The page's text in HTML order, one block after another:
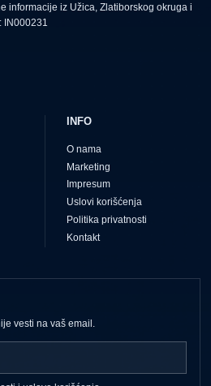
informacije iz Užica, Zlatiborskog okruga i
IN000231
INFO
O nama
Marketing
Impresum
Uslovi korišćenja
Politika privatnosti
Kontakt
vesti na vaš email.